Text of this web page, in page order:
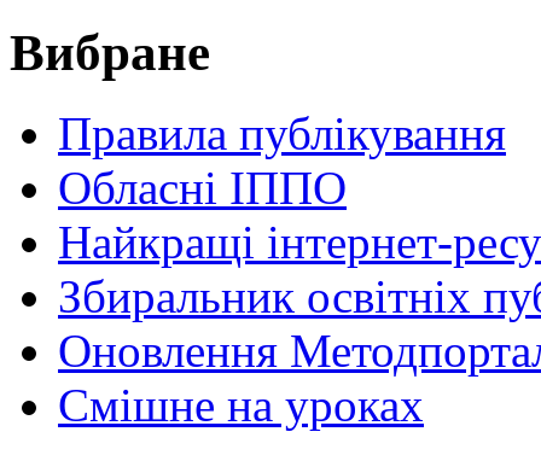
Вибране
Правила публікування
Обласні ІППО
Найкращі інтернет-
Збиральник освітніх
Оновлення
Cмішне на уроках